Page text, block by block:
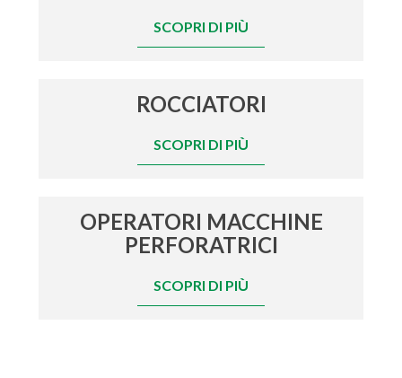
SCOPRI DI PIÙ
ROCCIATORI
SCOPRI DI PIÙ
OPERATORI MACCHINE
PERFORATRICI
SCOPRI DI PIÙ